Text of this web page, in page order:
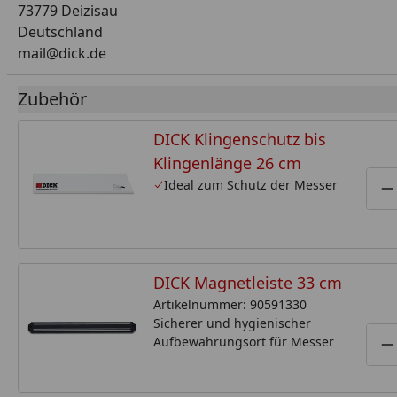
73779 Deizisau
Deutschland
mail@dick.de
Zubehör
DICK Klingenschutz bis
Klingenlänge 26 cm
Ideal zum Schutz der Messer
DICK Magnetleiste 33 cm
Artikelnummer: 90591330
Sicherer und hygienischer
Aufbewahrungsort für Messer